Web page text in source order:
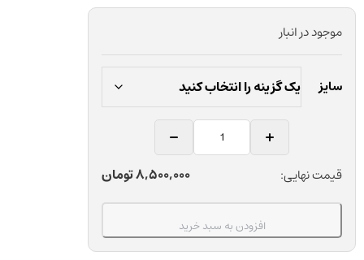
موجود در انبار
سایز
پست
ENA
قیمت نهایی: 8,500,000تومان
افزودن به سبد خرید